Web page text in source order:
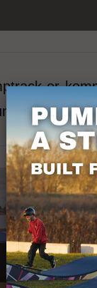
er
For